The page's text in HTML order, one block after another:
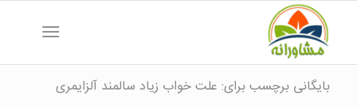
بایگانی برچسب برای: علت خواب زیاد سالمند آلزایمری